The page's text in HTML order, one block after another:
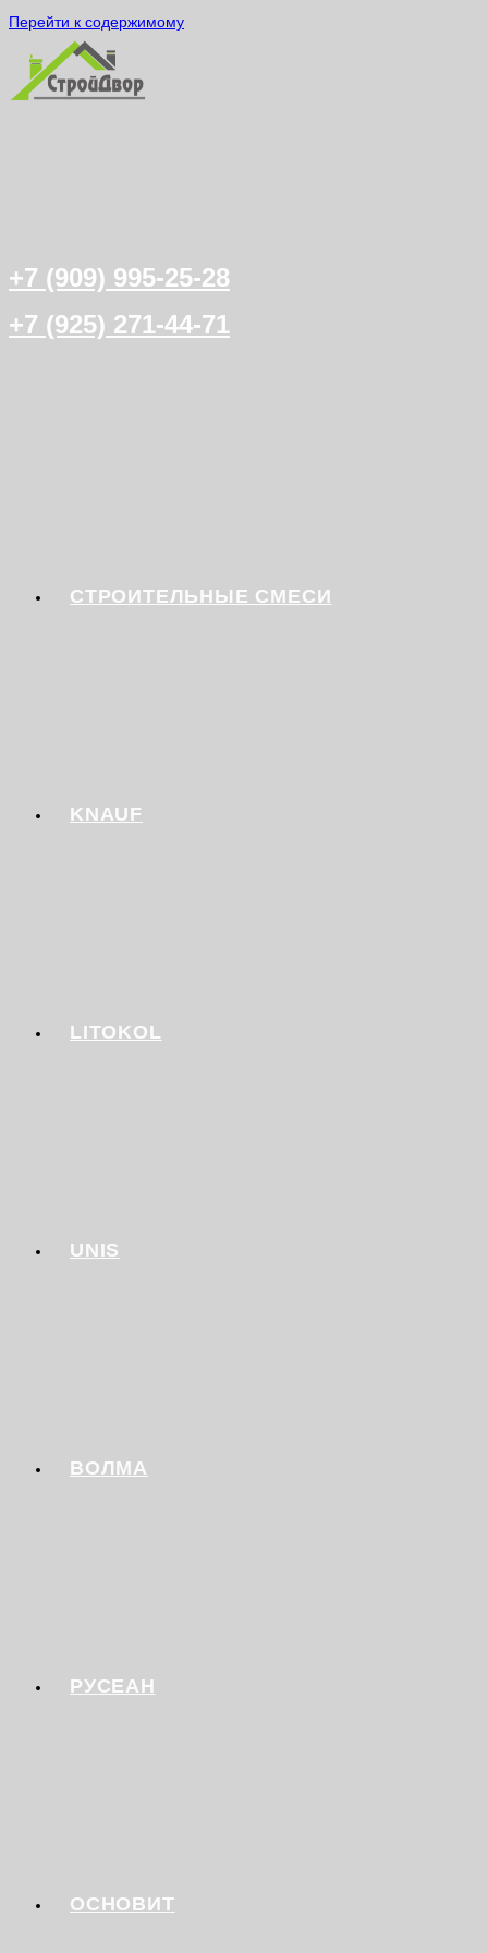
Перейти к содержимому
+7 (909) 995-25-28
+7 (925) 271-44-71
СТРОИТЕЛЬНЫЕ СМЕСИ
KNAUF
LITOKOL
UNIS
ВОЛМА
РУСЕАН
ОСНОВИТ